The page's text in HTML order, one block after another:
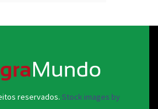
reservados. Stock images by